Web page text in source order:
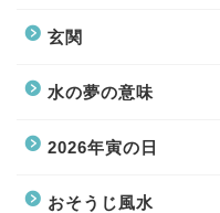
玄関
水の夢の意味
2026年寅の日
おそうじ風水